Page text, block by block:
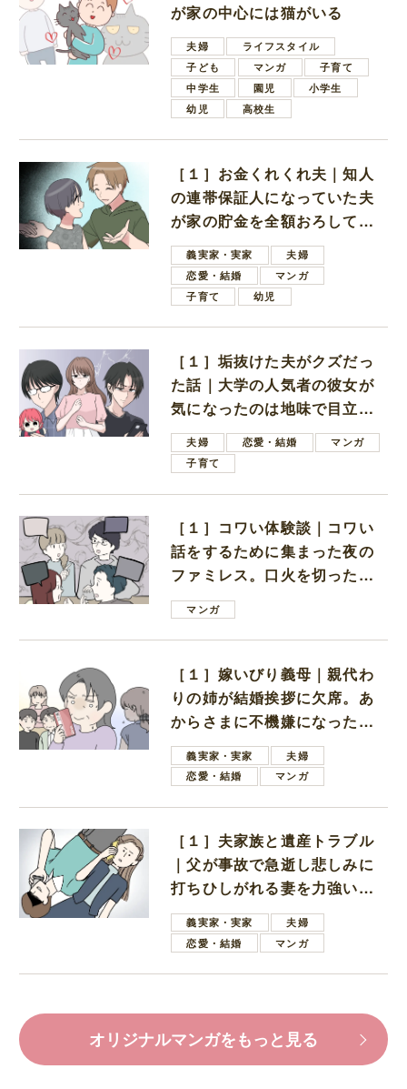
が家の中心には猫がいる
夫婦
ライフスタイル
子ども
マンガ
子育て
中学生
園児
小学生
幼児
高校生
［１］お金くれくれ夫｜知人
の連帯保証人になっていた夫
が家の貯金を全額おろしてほ
しいと言ってきた
義実家・実家
夫婦
恋愛・結婚
マンガ
子育て
幼児
［１］垢抜けた夫がクズだっ
た話｜大学の人気者の彼女が
気になったのは地味で目立た
ない男子学生
夫婦 恋愛・結婚
マンガ
子育て
［１］コワい体験談｜コワい
話をするために集まった夜の
ファミレス。口火を切ったの
は電車好きの男の子ママ
マンガ
［１］嫁いびり義母｜親代わ
りの姉が結婚挨拶に欠席。あ
からさまに不機嫌になった義
母義実家・実家
夫婦
恋愛・結婚
マンガ
［１］夫家族と遺産トラブル
｜父が事故で急逝し悲しみに
打ちひしがれる妻を力強い言
葉で励ます夫
義実家・実家
夫婦
恋愛・結婚
マンガ
オリジナルマンガをもっと見る